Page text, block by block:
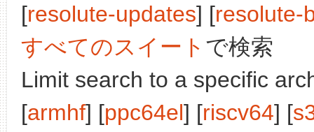
[resolute-updates] [resolute-
すべてのスイート で検索
Limit search to a specific
[armhf] [ppc64el] [riscv64] [